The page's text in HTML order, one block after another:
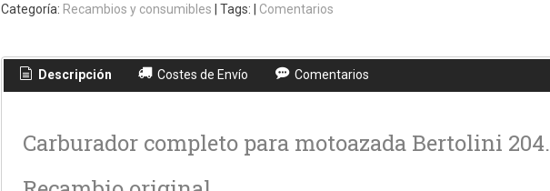
Categoría: Recambios y consumibles | Tags: | Comentarios
Descripción Costes de Envío Comentarios
Carburador completo para motoazada Bertolini 204.